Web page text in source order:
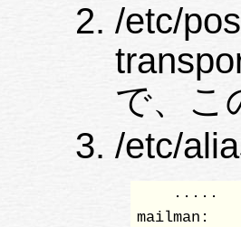
/etc/
で、こ
/etc/
    .....
mailman: